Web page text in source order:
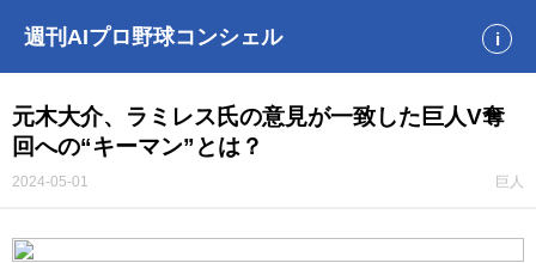
週刊AIプロ野球コンシェル i
元木大介、ラミレス氏の意見が一致した巨人V奪
回への“キーマン”とは？
2024-05-01 巨人